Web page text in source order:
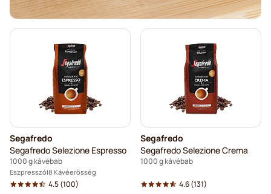
Segafredo
Segafredo Selezione Espresso
1000 g kávébab
Eszpresszó 8 Kávéerősség
4.5(100)
Segafredo
Segafredo Selezione Crema
1000 g kávébab
4.6(131)